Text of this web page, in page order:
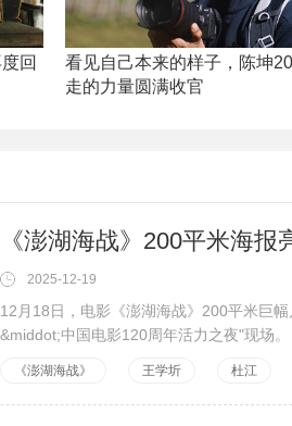
回
看见自己本来的样子，陈坤
走的力量圆满收官
《澎湖海战》200平米海
2025-12-19
12月18日，电影《澎湖海战》200平米巨
&middot;中国电影120周年活力之夜"现场。 当日，由国家电影局指导，中国电影家协会支持，
《澎湖海战》 王学圻 杜江